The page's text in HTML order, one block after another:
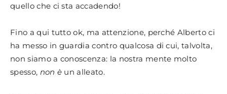
quello che ci sta accadendo!
Fino a qui tutto ok, ma attenzione, perché Alberto ci
ha messo in guardia contro qualcosa di cui, talvolta,
non siamo a conoscenza: la nostra mente molto
spesso, non è un alleato.